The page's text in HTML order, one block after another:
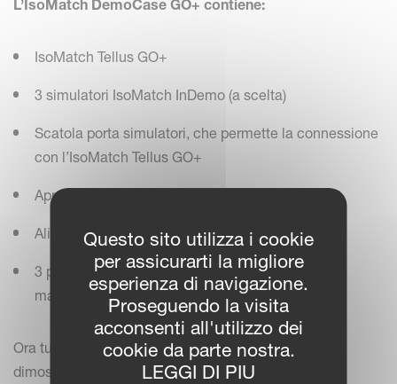
L’IsoMatch DemoCase GO+ contiene:
IsoMatch Tellus GO+
3 simulatori IsoMatch InDemo (a scelta)
Scatola porta simulatori, che permette la connessione
con l’IsoMatch Tellus GO+
Appoggio per l’IsoMatch GO+
Alimentatore per l’IsoMatch GO+
3 pagine di adesivi con la rappresentazione delle
macchine ISOBUS
Ora tutto il necessario è disponibile per iniziare la
dimostrazione!
Questo sito utilizza i cookie
per assicurarti la migliore
esperienza di navigazione.
Proseguendo la visita
acconsenti all'utilizzo dei
cookie da parte nostra.
LEGGI DI PIU